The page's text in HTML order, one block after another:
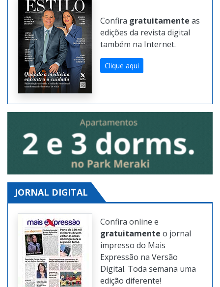
Confira gratuitamente as
edições da revista digital
também na Internet.
Clique aqui
JORNAL DIGITAL
Confira online e
gratuitamente o jornal
impresso do Mais
Expressão na Versão
Digital. Toda semana uma
edição diferente!